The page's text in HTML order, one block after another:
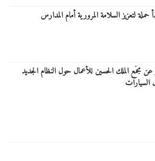
حملة لتعزيز السلامة المرورية أمام المدارس
مجمّع الملك الحسين للأعمال حول النظام الجديد
السيارات